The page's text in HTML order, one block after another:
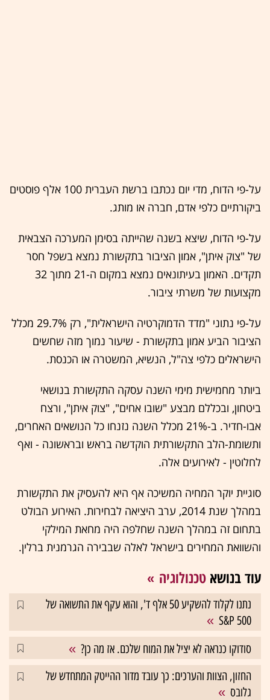
על-פי הדוח, מדי יום נכתבו ברשת העברית 100 אלף פוסטים
ביקורתיים כלפי אדם, חברה או מותג.
על-פי הדוח, שיצא בשנה שהייתה בסימן המערכה הצבאית
של "צוק איתן", אמון הציבור בתקשורת נמצא בשפל חסר
תקדים. האמון בעיתונאים נמצא במקום ה-21 מתוך 32
מקצועות של משרתי ציבור.
על-פי נתוני "מדד הדמוקרטיה הישראלית", רק 29.7% מכלל
הציבור הביע אמון בתקשורת - שיעור נמוך מזה שחשים
הישראלים כלפי צה"ל, הנשיא, המשטרה או הכנסת.
ביותר מחמישית מימי השנה עסקה התקשורת בנושאי
ביטחון, ובכללם מבצע "שובו אחים", "צוק איתן", ורצח
אבו-חדיר. ב-21% מכלל השנה נזנחו כל הנושאים האחרים,
ותשומת-הלב התקשורתית הוקדשה בראש ובראשונה - ואף
לחלוטין - לאירועים אלה.
סוגיית יוקר המחיה המשיכה אף היא להעסיק את התקשורת
במהלך שנת 2014, ערב היציאה לבחירות. האירוע הבולט
בתחום זה במהלך השנה שחלפה היה מחאת המילקי
והשוואת המחירים בישראל לאלה שבבירה הגרמנית ברלין.
עוד בנושא טכנולוגיה
נתנו לקלוד להשקיע 50 אלף ד', והוא עקף את התשואה של
S&P 500
סודוקו כנראה לא יציל את המוח שלכם. אז מה כן?
החזון, הצוות והערכים: כך עובד מדור ההייטק המתחדש של
גלובס